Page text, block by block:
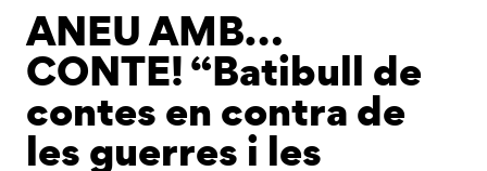
ANEU AMB…
CONTE! “Batibull de
contes en contra de
les guerres i les